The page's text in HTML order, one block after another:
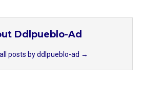
Ddlpueblo-Ad
posts by ddlpueblo-ad →